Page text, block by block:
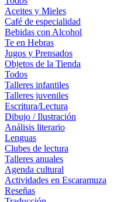
Aceites y Mieles
Café de especialidad
Bebidas con Alcohol
Te en Hebras
Jugos y Prensados
Objetos de la Tienda
Todos
Talleres infantiles
Talleres juveniles
Escritura/Lectura
Dibujo / Ilustración
Análisis literario
Lenguas
Clubes de lectura
Talleres anuales
Agenda cultural
Actividades en Escaramuza
Reseñas